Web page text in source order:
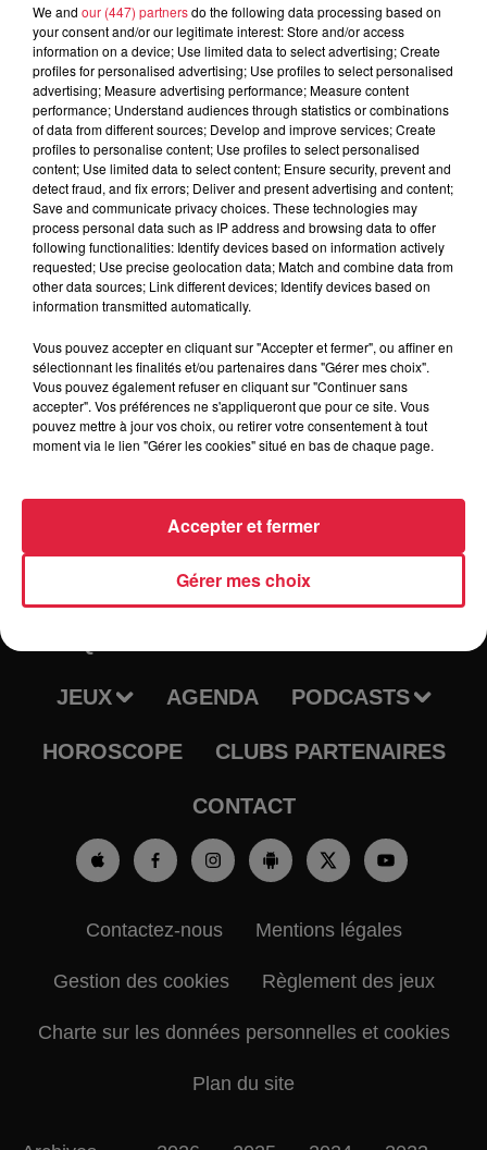
Lieu 68230 TURCKHEIM
Organisateur
ASA Alsace
https://www.facebook.com/
locale=fr_FR
Tarif Payant
RADIO INFOS
JEUX AGENDA PODCASTS
HOROSCOPE CLUBS PARTENAIRES
CONTACT
Contactez-nous Mentions légales
Gestion des cookies Règlement des jeux
Charte sur les données personnelles et cookies
Plan du site
We and our (447) partnersdo the following data processing based on
your consent and/or our legitimate interest: Store and/or access
information on a device; Use limited data to select advertising; Create
profiles for personalised advertising; Use profiles to select personalised
advertising; Measure advertising performance; Measure content
performance; Understand audiences through statistics or combinations
of data from different sources; Develop and improve services; Create
profiles to personalise content; Use profiles to select personalised
content; Use limited data to select content; Ensure security, prevent and
detect fraud, and fix errors; Deliver and present advertising and content;
Save and communicate privacy choices. These technologies may
process personal data such as IP address and browsing data to offer
following functionalities: Identify devices based on information actively
requested; Use precise geolocation data; Match and combine data from
other data sources; Link different devices; Identify devices based on
information transmitted automatically.
Vous pouvez accepter en cliquant sur "Accepter et fermer", ou affiner en
sélectionnant les finalités et/ou partenaires dans "Gérer mes choix".
Vous pouvez également refuser en cliquant sur "Continuer sans
accepter". Vos préférences ne s'appliqueront que pour ce site. Vous
pouvez mettre à jour vos choix, ou retirer votre consentement à tout
moment via le lien "Gérer les cookies" situé en bas de chaque page.
Gérer mes choix
Accepter et fermer